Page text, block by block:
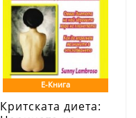
Е-Книга
Критската диета: